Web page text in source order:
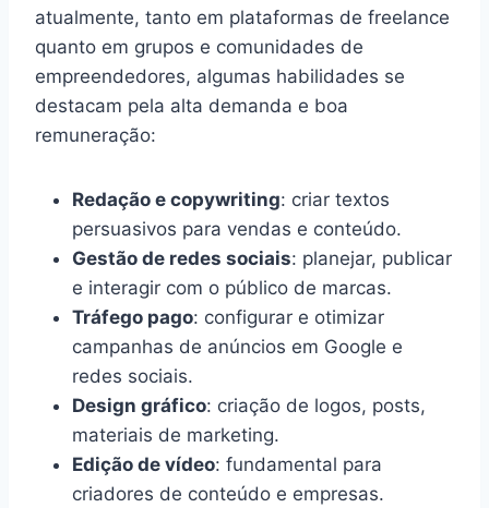
atualmente, tanto em plataformas de freelance
quanto em grupos e comunidades de
empreendedores, algumas habilidades se
destacam pela alta demanda e boa
remuneração:
Redação e copywriting: criar textos
persuasivos para vendas e conteúdo.
Gestão de redes sociais: planejar, publicar
e interagir com o público de marcas.
Tráfego pago: configurar e otimizar
campanhas de anúncios em Google e
redes sociais.
Design gráfico: criação de logos, posts,
materiais de marketing.
Edição de vídeo: fundamental para
criadores de conteúdo e empresas.